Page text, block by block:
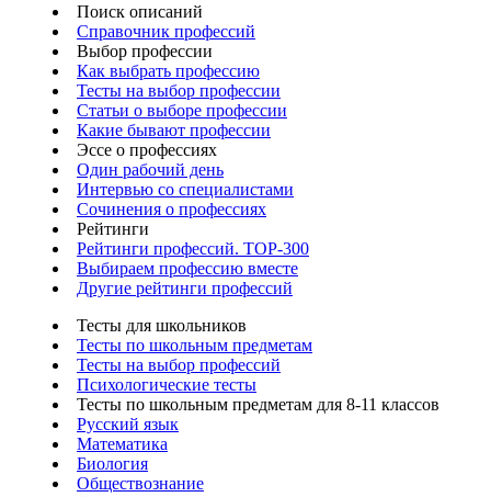
Поиск описаний
Справочник профессий
Выбор профессии
Как выбрать профессию
Тесты на выбор профессии
Статьи о выборе профессии
Какие бывают профессии
Эссе о профессиях
Один рабочий день
Интервью со специалистами
Сочинения о профессиях
Рейтинги
Рейтинги профессий. TOP-300
Выбираем профессию вместе
Другие рейтинги профессий
Тесты для школьников
Тесты по школьным предметам
Тесты на выбор профессий
Психологические тесты
Тесты по школьным предметам для 8-11 классов
Русский язык
Математика
Биология
Обществознание